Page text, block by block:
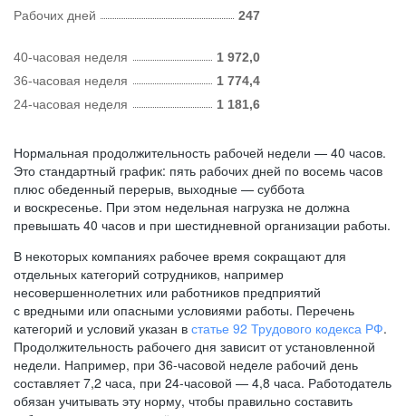
Рабочих дней 247
40-часовая неделя
1 972,0
36-часовая неделя
1 774,4
24-часовая неделя
1 181,6
Нормальная продолжительность рабочей недели — 40 часов.
Это стандартный график: пять рабочих дней по восемь часов
плюс обеденный перерыв, выходные — суббота
и воскресенье. При этом недельная нагрузка не должна
превышать 40 часов и при шестидневной организации работы.
В некоторых компаниях рабочее время сокращают для
отдельных категорий сотрудников, например
несовершеннолетних или работников предприятий
с вредными или опасными условиями работы. Перечень
категорий и условий указан в статье 92 Трудового кодекса РФ.
Продолжительность рабочего дня зависит от установленной
недели. Например, при 36-часовой неделе рабочий день
составляет 7,2 часа, при 24-часовой — 4,8 часа. Работодатель
обязан учитывать эту норму, чтобы правильно составить